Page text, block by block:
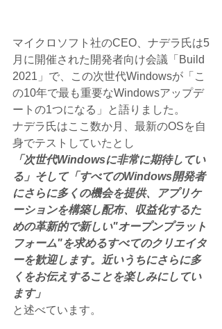
マイクロソフト社のCEO、ナデラ氏は5
月に開催された開発者向け会議「Build
2021」で、この次世代Windowsが「こ
の10年で最も重要なWindowsアップデ
ートの1つになる」と語りました。
ナデラ氏はここ数か月、最新のOSを自
身でテストしていたとし
「次世代Windowsに非常に期待してい
る」そして「すべてのWindows開発者
にさらに多くの機会を提供、アプリケ
ーションを構築し配布、収益化するた
めの革新的で新しい"オープンプラット
フォーム"を求めるすべてのクリエイタ
ーを歓迎します。近いうちにさらに多
くをお伝えすることを楽しみにしてい
ます」
と述べています。